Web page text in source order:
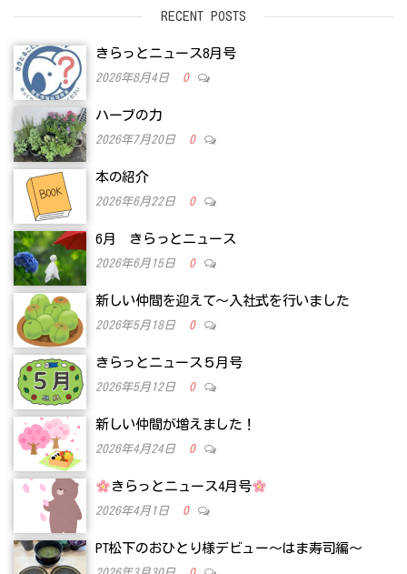
RECENT POSTS
きらっとニュース8月号
2026年8月4日 0
ハーブの力
2026年7月20日 0
本の紹介
2026年6月22日 0
6月 きらっとニュース
2026年6月15日 0
新しい仲間を迎えて～入社式を行いました
2026年5月18日 0
きらっとニュース５月号
2026年5月12日 0
新しい仲間が増えました！
2026年4月24日 0
きらっとニュース4月号
2026年4月1日 0
PT松下のおひとり様デビュー～はま寿司編～